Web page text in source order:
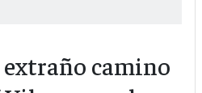
camino